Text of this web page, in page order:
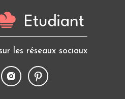
les réseaux sociaux